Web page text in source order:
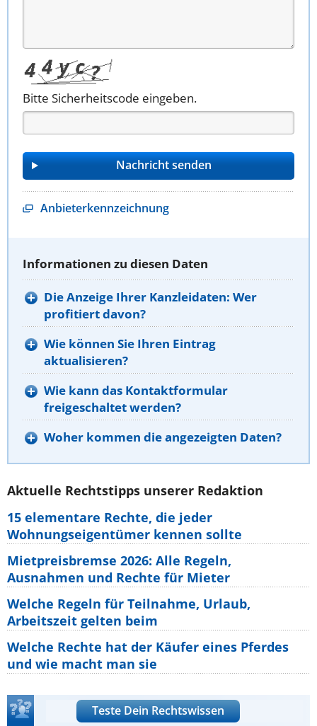
Bitte Sicherheitscode eingeben.
Anbieterkennzeichnung
Informationen zu diesen Daten
Die Anzeige Ihrer Kanzleidaten: Wer
profitiert davon?
Wie können Sie Ihren Eintrag
aktualisieren?
Wie kann das Kontaktformular
freigeschaltet werden?
Woher kommen die angezeigten Daten?
Aktuelle Rechtstipps unserer Redaktion
15 elementare Rechte, die jeder
Wohnungseigentümer kennen sollte
Mietpreisbremse 2026: Alle Regeln,
Ausnahmen und Rechte für Mieter
Welche Regeln für Teilnahme, Urlaub,
Arbeitszeit gelten beim
Welche Rechte hat der Käufer eines Pferdes
und wie macht man sie
Teste Dein Rechtswissen